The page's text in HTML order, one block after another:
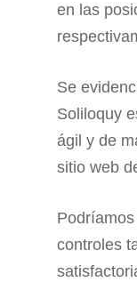
en las
Se
Soliloquy
ágil y de
sitio web
controles